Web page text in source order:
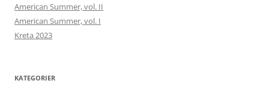
American Summer, vol. II
American Summer, vol. I
Kreta 2023
KATEGORIER